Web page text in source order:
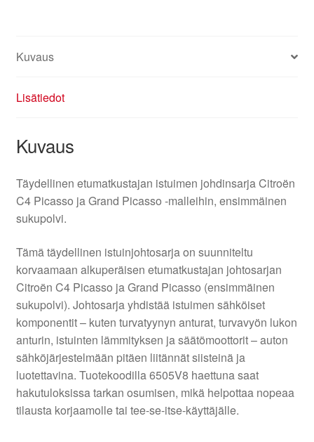
Kuvaus
Lisätiedot
Kuvaus
Täydellinen etumatkustajan istuimen johdinsarja Citroën
C4 Picasso ja Grand Picasso -malleihin, ensimmäinen
sukupolvi.
Tämä täydellinen istuinjohtosarja on suunniteltu
korvaamaan alkuperäisen etumatkustajan johtosarjan
Citroën C4 Picasso ja Grand Picasso (ensimmäinen
sukupolvi). Johtosarja yhdistää istuimen sähköiset
komponentit – kuten turvatyynyn anturat, turvavyön lukon
anturin, istuinten lämmityksen ja säätömoottorit – auton
sähköjärjestelmään pitäen liitännät siisteinä ja
luotettavina. Tuotekoodilla 6505V8 haettuna saat
hakutuloksissa tarkan osumisen, mikä helpottaa nopeaa
tilausta korjaamolle tai tee-se-itse-käyttäjälle.